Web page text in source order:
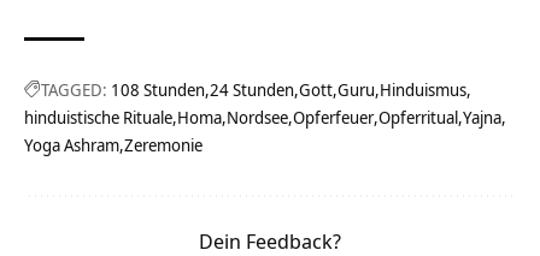
TAGGED: 108 Stunden 24 Stunden Gott Guru Hinduismus
hinduistische Rituale Homa Nordsee Opferfeuer Opferritual Yajna
Yoga Ashram Zeremonie
Dein Feedback?